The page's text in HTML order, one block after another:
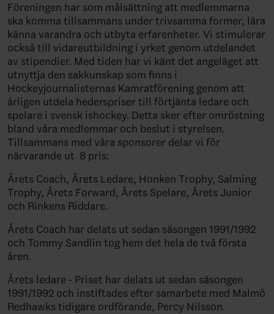
Föreningen har som målsättning att medlemmarna
ska komma tillsammans under trivsamma former, lära
känna varandra och utbyta erfarenheter. Vi stimulerar
också till vidareutbildning i yrket genom utdelandet
av stipendier. Med tiden har vi känt det angeläget att
utnyttja den sakkunskap som finns i
Hockeyjournalisternas Kamratförening genom att
årligen utdela hederspriser till förtjänta ledare och
spelare i svensk ishockey. Detta sker efter omröstning
bland våra medlemmar och beslut i styrelsen.
Tillsammans med våra sponsorer delar vi för
närvarande ut 8 pris:
Årets Coach, Årets Ledare, Honken Trophy, Salming
Trophy, Årets Forward, Årets Spelare, Årets Junior
och Rinkens Riddare.
Årets Coach har delats ut sedan säsongen 1991/1992
och Tommy Sandlin tog hem det hela de två första
åren.
Årets ledare - Priset har delats ut sedan säsongen
1991/1992 och instiftades efter samarbete med Malmö
Redhawks tidigare ordförande, Percy Nilsson.